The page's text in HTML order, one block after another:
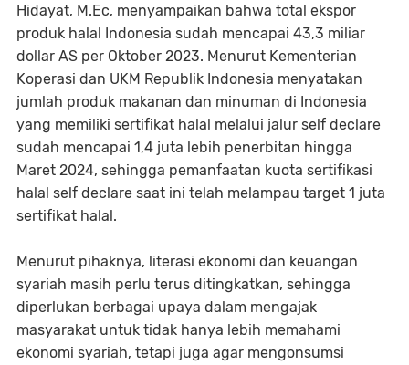
Hidayat, M.Ec, menyampaikan bahwa total ekspor
produk halal Indonesia sudah mencapai 43,3 miliar
dollar AS per Oktober 2023. Menurut Kementerian
Koperasi dan UKM Republik Indonesia menyatakan
jumlah produk makanan dan minuman di Indonesia
yang memiliki sertifikat halal melalui jalur self declare
sudah mencapai 1,4 juta lebih penerbitan hingga
Maret 2024, sehingga pemanfaatan kuota sertifikasi
halal self declare saat ini telah melampau target 1 juta
sertifikat halal.
Menurut pihaknya, literasi ekonomi dan keuangan
syariah masih perlu terus ditingkatkan, sehingga
diperlukan berbagai upaya dalam mengajak
masyarakat untuk tidak hanya lebih memahami
ekonomi syariah, tetapi juga agar mengonsumsi